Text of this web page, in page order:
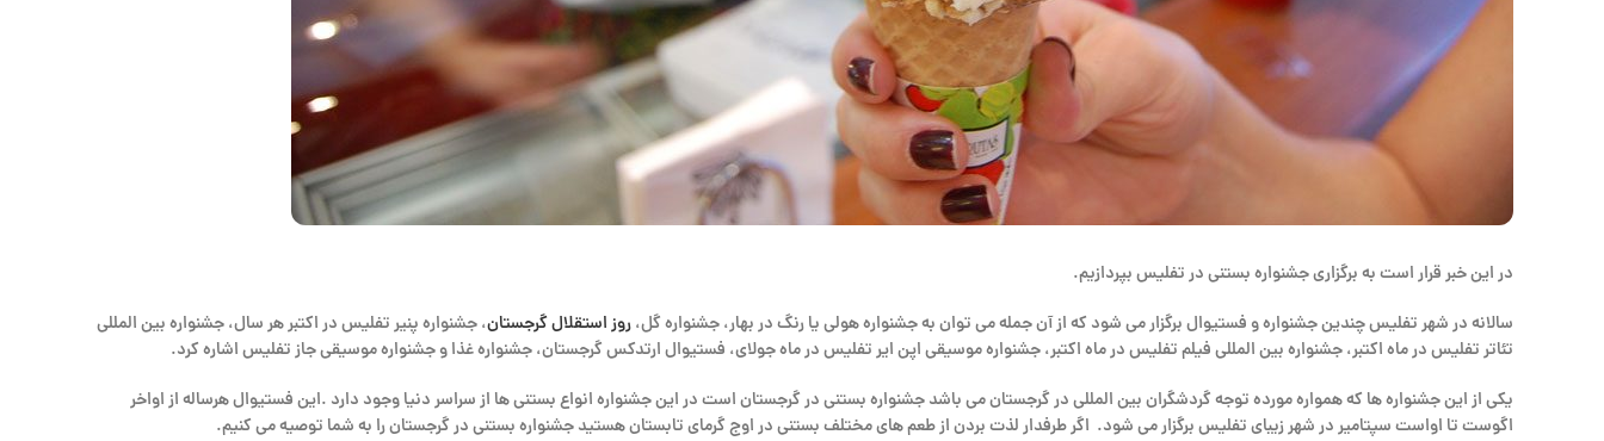
در این خبر قرار است به برگزاری جشنواره بستنی در تفلیس بپردازیم.
سالانه در شهر تفلیس چندین جشنواره و فستیوال برگزار می شود که از آن جمله می توان به جشنواره هولی یا رنگ در بهار، جشنواره گل،روز استقلال گرجستان، جشنواره پنیر تفلیس در اکتبر هر سال، جشنواره بین المللی
تئاتر تفلیس در ماه اکتبر، جشنواره بین المللی فیلم تفلیس در ماه اکتبر، جشنواره موسیقی اپن ایر تفلیس در ماه جولای، فستیوال ارتدکس گرجستان، جشنواره غذا و جشنواره موسیقی جاز تفلیس اشاره کرد.
یکی از این جشنواره ها که همواره مورده توجه گردشگران بین المللی در گرجستان می باشد جشنواره بستنی در گرجستان است در این جشنواره انواع بستنی ها از سراسر دنیا وجود دارد .این فستیوال هرساله از اواخر
اگوست تا اواست سپتامیر در شهر زیبای تفلیس برگزار می شود. اگر طرفدار لذت بردن از طعم های مختلف بستنی در اوج گرمای تابستان هستید جشنواره بستنی در گرجستان را به شما توصیه می کنیم.